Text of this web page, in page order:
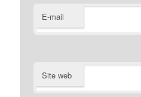
E-mail
Site web